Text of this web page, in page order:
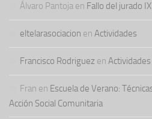
Álvaro Pantoja en Fallo del jurado
eltelarasociacion en Actividades
Francisco Rodriguez en Actividades
Fran en Escuela de Verano:
Acción Social Comunitaria